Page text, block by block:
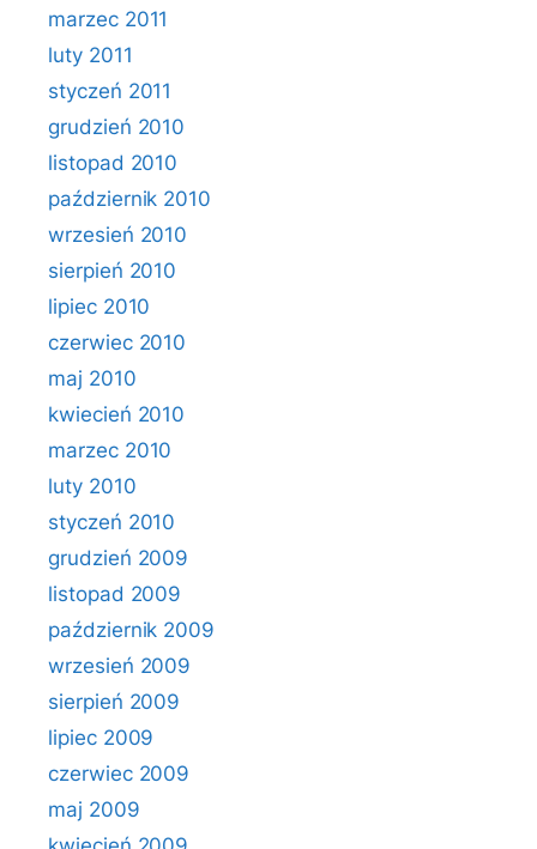
marzec 2011
luty 2011
styczeń 2011
grudzień 2010
listopad 2010
październik 2010
wrzesień 2010
sierpień 2010
lipiec 2010
czerwiec 2010
maj 2010
kwiecień 2010
marzec 2010
luty 2010
styczeń 2010
grudzień 2009
listopad 2009
październik 2009
wrzesień 2009
sierpień 2009
lipiec 2009
czerwiec 2009
maj 2009